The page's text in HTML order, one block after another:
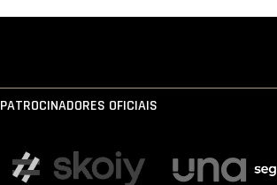
PATROCINADORES OFICIAIS